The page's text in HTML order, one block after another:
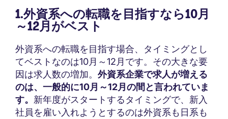
1.外資系への転職を目指すなら10月
～12月がベスト
外資系への転職を目指す場合、タイミングとし
てベストなのは10月～12月です。その大きな要
因は求人数の増加。 外資系企業で求人が増える
のは、一般的に10月～12月の間と言われていま
す。 新年度がスタートするタイミングで、新入
社員を雇い入れようとするのは外資系も日系も